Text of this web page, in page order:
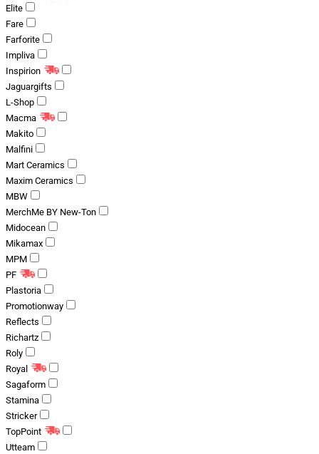
Elite
Fare
Farforite
Impliva
Inspirion
Jaguargifts
L-Shop
Macma
Makito
Malfini
Mart Ceramics
Maxim Ceramics
MBW
MerchMe BY New-Ton
Midocean
Mikamax
MPM
PF
Plastoria
Promotionway
Reflects
Richartz
Roly
Royal
Sagaform
Stamina
Stricker
TopPoint
Utteam